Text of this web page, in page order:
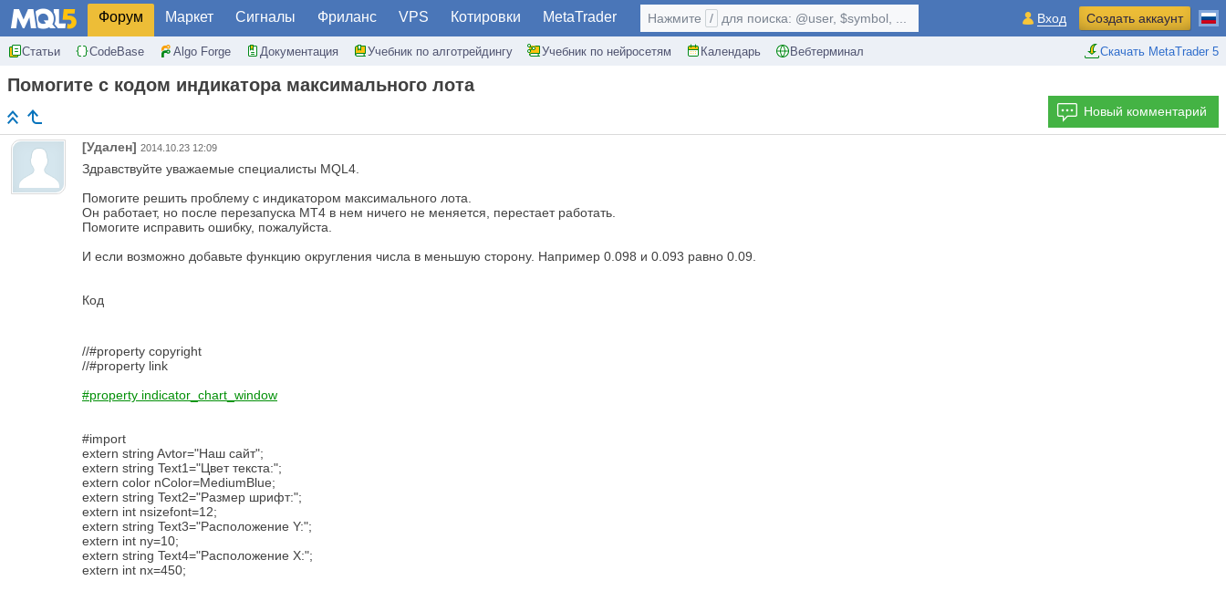
Форум Маркет Сигналы Фриланс VPS Котировки MetaTrader
Статьи CodeBase Algo Forge Документация Учебник по алготрейдингу Учебник по нейросетям Календарь Вебтерминал Скачать MetaTrader 5
Нажмите / для поиска: @user, $symbol, ... Вход Создать аккаунт
Помогите с кодом индикатора максимального лота
Новый комментарий
[Удален] 2014.10.23 12:09
Здравствуйте уважаемые специалисты MQL4.
Помогите решить проблему с индикатором максимального лота.
Он работает, но после перезапуска MT4 в нем ничего не меняется, перестает работать.
Помогите исправить ошибку, пожалуйста.
И если возможно добавьте функцию округления числа в меньшую сторону. Например 0.098 и 0.093 равно 0.09.
Код
//#property copyright
//#property link
#property indicator_chart_window
#import
extern string Avtor="Наш сайт";
extern string Text1="Цвет текста:";
extern color nColor=MediumBlue;
extern string Text2="Размер шрифт:";
extern int nsizefont=12;
extern string Text3="Расположение Y:";
extern int ny=10;
extern string Text4="Расположение X:";
extern int nx=450;